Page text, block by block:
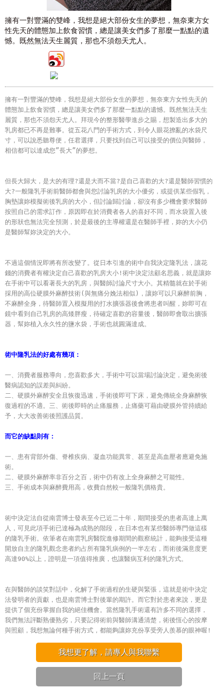
擁有一對豐滿的雙峰，我想是絕大部份女生的夢想，無奈東方女
性先天的體態加上飲食習慣，總是讓美女們多了那麼一點點的遺
憾。既然無法天生麗質，那也不須怨天尤人。
擁有一對豐滿的雙峰，我想是絕大部份女生的夢想 ， 無奈東方女性先天的
體態加上飲食習慣 ， 總是讓美女們多了那麼一點點的遺憾。既然無法天生
麗質 ， 那也不須怨天尤人。拜現今的整形醫學進步之賜 ， 想製造出多大的
乳房都已不再是難事。從五花八門的手術方式，到令人眼花撩亂的水袋尺
寸 ， 可以說悉聽尊便 ， 任君選擇 ， 只要找到自己可以接受的價位與醫師 ，
相信都可以達成您”長大”的夢想。
但長大歸大，是大的有理?還是大而不當?是自己喜歡的大?還是醫師習慣的
大?一般隆乳手術前醫師都會與您討論乳房的大小優劣 ， 或提供某些假乳 ，
胸墊讓妳模擬術後乳房的大小 ， 但討論歸討論，卻沒有多少機會要求醫師
按照自己的需求訂作 ， 原因即在於消費者各人的喜好不同 ， 而水袋置入後
的形狀也無法完全預測 ， 於是最後的主導權還是在醫師手裡 ， 妳的大小仍
是醫師幫妳決定的大小。
不過這個情況即將有所改變了。從日本引進的術中自我決定隆乳法， 讓花
錢的消費者有權決定自己喜歡的乳房大小!術中決定法顧名思義 ， 就是讓妳
在手術中可以看著長大的乳房，與醫師討論尺寸大小。其精髓就在於手術
採用的高位硬膜外麻醉技術(與無痛分娩法相似)，讓妳可以只麻醉前胸 ，
不麻醉全身 ， 待醫師置入模擬用的打水擴張器後會將患者叫醒 ， 妳即可在
鏡中看到自己乳房的高矮胖瘦 ， 待確定喜歡的容量後 ， 醫師即會取出擴張
器 ， 幫妳植入永久性的鹽水袋 ，手術也就圓滿達成。
術中隆乳法的好處有幾項：
一、消費者服務導向， 您喜歡多大 ， 手術中可以當場討論決定 ， 避免術後
醫病認知的誤差與糾紛。
二、硬膜外麻醉安全且恢復迅速 ， 手術後即可下床 ， 避免傳統全身麻醉恢
復過程的不適。 三、術後即時的止痛服務，止痛藥可藉由硬膜外管持續給
予 ， 大大改善術後照護品質。
而它的缺點則有：
一、患有背部外傷、脊椎疾病、凝血功能異常、甚至是高血壓者應避免施
術。
二、硬膜外麻醉率非百分之百，術中仍有改上全身麻醉之可能性。
三、手術成本與麻醉費用高，收費自然較一般隆乳價格貴。
術中決定法自從南雲博士發表至今已近二十年，期間接受的患者高達上萬
人， 可見此項手術已達極為成熟的階段 ， 在日本也有某些醫師專門做這樣
的隆乳手術。依筆者在南雲乳房醫院進修期間的觀察統計 ， 能夠接受這種
開放自主的隆乳觀念患者約占所有隆乳病例的一半左右 ， 而術後滿意度更
高達90%以上 ， 證明是一項值得推廣 ， 也讓醫病互利的隆乳方式。
在與醫師的談笑對話中 ， 化解了手術過程的生硬與緊張，這就是術中決定
法發明者的貢獻 ， 也是南雲博士對後輩的期許。而它對於患者來說 ， 更是
提供了個充份掌握自我的絕佳機會。當然隆乳手術還有許多不同的選擇 ，
我們無法評斷熟優熟劣 ， 只要記得術前與醫師溝通清楚 ， 術後恆心的按摩
與照顧 ，我想無論何種手術方式，都能夠讓妳充份享受旁人羨慕的眼神喔!
我想更了解，請專人與我聯繫
回上一頁